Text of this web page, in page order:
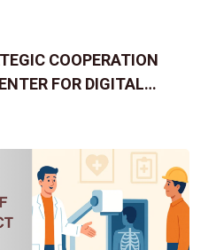
COOPERATION
FOR DIGITAL